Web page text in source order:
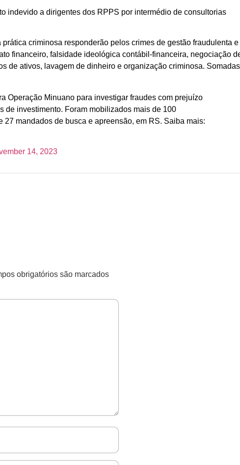
indevido a dirigentes dos RPPS por intermédio de consultorias
criminosa responderão pelos crimes de gestão fraudulenta e
financeiro, falsidade ideológica contábil-financeira, negociação
de ativos, lavagem de dinheiro e organização criminosa.
Operação Minuano para investigar fraudes com prejuízo
de investimento. Foram mobilizados mais de 100
27 mandados de busca e apreensão, em RS. Saiba mais:
14, 2023
obrigatórios são marcados